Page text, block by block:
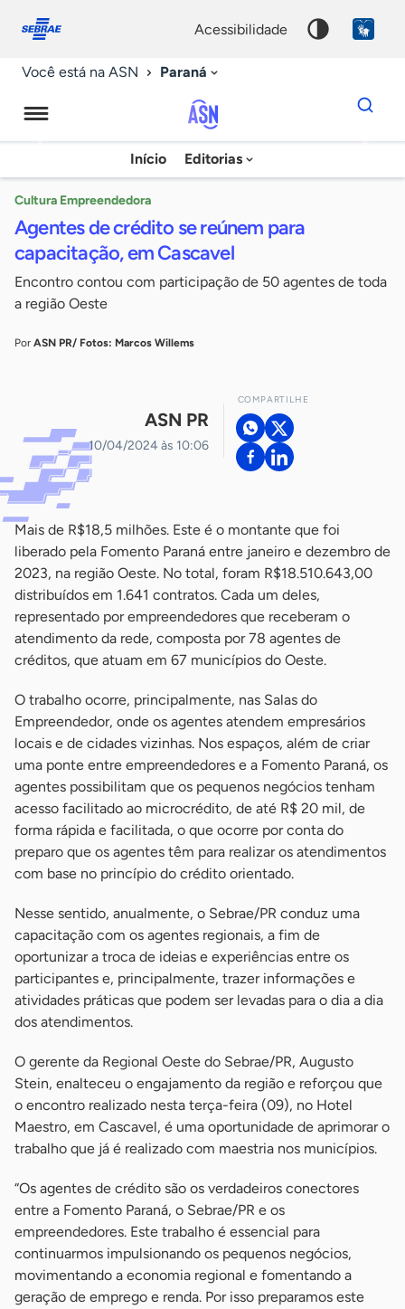
conosco
acessibilidade
Você está na ASN Paraná
Agência
Sebrae
Notícias
Início Editorias
Dados
para
chave
Cultura Empreendedora
Agentes de crédito se reúnem para
capacitação, em Cascavel
Encontro contou com participação de 50 agentes de toda
a região Oeste
Por ASN PR/ Fotos: Marcos Willems
ASN PR
10/04/2024 às 10:06
COMPARTILHE
Mais de R$18,5 milhões. Este é o montante que foi
liberado pela Fomento Paraná entre janeiro e dezembro de
2023, na região Oeste. No total, foram R$18.510.643,00
distribuídos em 1.641 contratos. Cada um deles,
representado por empreendedores que receberam o
atendimento da rede, composta por 78 agentes de
créditos, que atuam em 67 municípios do Oeste.
O trabalho ocorre, principalmente, nas Salas do
Empreendedor, onde os agentes atendem empresários
locais e de cidades vizinhas. Nos espaços, além de criar
uma ponte entre empreendedores e a Fomento Paraná, os
agentes possibilitam que os pequenos negócios tenham
acesso facilitado ao microcrédito, de até R$ 20 mil, de
forma rápida e facilitada, o que ocorre por conta do
preparo que os agentes têm para realizar os atendimentos
com base no princípio do crédito orientado.
Nesse sentido, anualmente, o Sebrae/PR conduz uma
capacitação com os agentes regionais, a fim de
oportunizar a troca de ideias e experiências entre os
participantes e, principalmente, trazer informações e
atividades práticas que podem ser levadas para o dia a dia
dos atendimentos.
O gerente da Regional Oeste do Sebrae/PR, Augusto
Stein, enalteceu o engajamento da região e reforçou que
o encontro realizado nesta terça-feira (09), no Hotel
Maestro, em Cascavel, é uma oportunidade de aprimorar o
trabalho que já é realizado com maestria nos municípios.
“Os agentes de crédito são os verdadeiros conectores
entre a Fomento Paraná, o Sebrae/PR e os
empreendedores. Este trabalho é essencial para
continuarmos impulsionando os pequenos negócios,
movimentando a economia regional e fomentando a
geração de emprego e renda. Por isso preparamos este